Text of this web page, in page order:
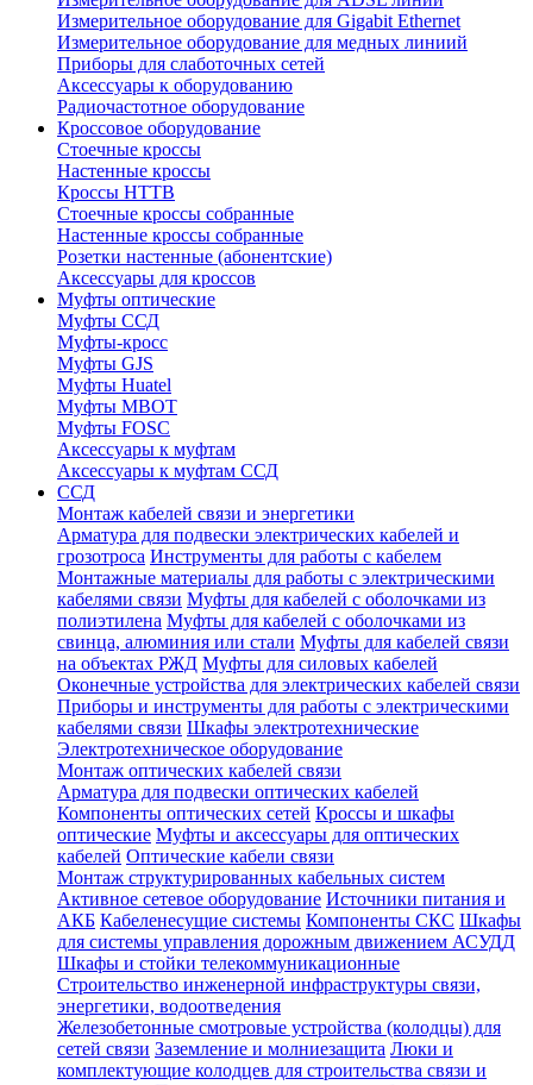
Измерительное оборудование для Gigabit Ethernet
Измерительное оборудование для медных линиий
Приборы для слаботочных сетей
Аксессуары к оборудованию
Радиочастотное оборудование
Кроссовое оборудование
Стоечные кроссы
Настенные кроссы
Кроссы HTTB
Стоечные кроссы собранные
Настенные кроссы собранные
Розетки настенные (абонентские)
Аксессуары для кроссов
Муфты оптические
Муфты ССД
Муфты-кросс
Муфты GJS
Муфты Huatel
Муфты МВОТ
Муфты FOSC
Аксессуары к муфтам
Аксессуары к муфтам ССД
ССД
Монтаж кабелей связи и энергетики
Арматура для подвески электрических кабелей и
грозотроса Инструменты для работы с кабелем
Монтажные материалы для работы с электрическими
кабелями связи Муфты для кабелей с оболочками из
полиэтилена Муфты для кабелей с оболочками из
свинца, алюминия или стали Муфты для кабелей связи
на объектах РЖД Муфты для силовых кабелей
Оконечные устройства для электрических кабелей связи
Приборы и инструменты для работы с электрическими
кабелями связи Шкафы электротехнические
Электротехническое оборудование
Монтаж оптических кабелей связи
Арматура для подвески оптических кабелей
Компоненты оптических сетей Кроссы и шкафы
оптические Муфты и аксессуары для оптических
кабелей Оптические кабели связи
Монтаж структурированных кабельных систем
Активное сетевое оборудование Источники питания и
АКБ Кабеленесущие системы Компоненты СКС Шкафы
для системы управления дорожным движением АСУДД
Шкафы и стойки телекоммуникационные
Строительство инженерной инфраструктуры связи,
энергетики, водоотведения
Железобетонные смотровые устройства (колодцы) для
сетей связи Заземление и молниезащита Люки и
комплектующие колодцев для строительства связи и